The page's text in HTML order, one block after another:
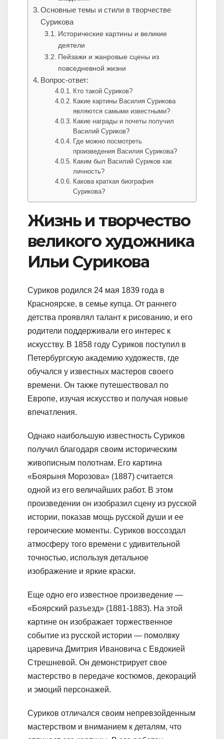
Основные темы и стили в творчестве
Сурикова
Исторические картины и великие
деятели
Пейзажи и жанровые сцены из
повседневной жизни
Вопрос-ответ:
Кто такой Суриков?
Какие картины Василия Сурикова
являются самыми известными?
Какие награды и почеты получил
Василий Суриков?
Где можно посмотреть
произведения Василия Сурикова?
Каким был Василий Суриков как
личность?
Какова краткая биография
Сурикова?
Жизнь и творчество
великого художника
Ильи Сурикова
Суриков родился 24 мая 1839 года в
Красноярске, в семье купца. От раннего
детства проявлял талант к рисованию, и его
родители поддерживали его интерес к
искусству. В 1858 году Суриков поступил в
Петербургскую академию художеств, где
обучался у известных мастеров своего
времени. Он также путешествовал по
Европе, изучая искусство и получая новые
впечатления.
Однако наибольшую известность Суриков
получил благодаря своим историческим
живописным полотнам. Его картина
«Боярыня Морозова» (1887) считается
одной из его величайших работ. В этом
произведении он изобразил сцену из русской
истории, показав мощь русской души и ее
героические моменты. Суриков воссоздал
атмосферу того времени с удивительной
точностью, используя детальное
изображение и яркие краски.
Еще одно его известное произведение —
«Боярский разъезд» (1881-1883). На этой
картине он изображает торжественное
событие из русской истории — помолвку
царевича Дмитрия Ивановича с Евдокией
Стрешневой. Он демонстрирует свое
мастерство в передаче костюмов, декораций
и эмоций персонажей.
Суриков отличался своим непревзойденным
мастерством и вниманием к деталям, что